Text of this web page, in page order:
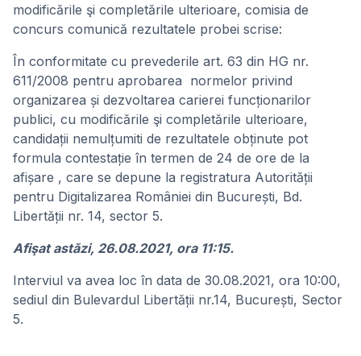
modificările şi completările ulterioare, comisia de
concurs comunică rezultatele probei scrise:
În conformitate cu prevederile art. 63 din HG nr.
611/2008 pentru aprobarea normelor privind
organizarea și dezvoltarea carierei funcționarilor
publici, cu modificările şi completările ulterioare,
candidații nemulțumiti de rezultatele obținute pot
formula contestație în termen de 24 de ore de la
afișare , care se depune la registratura Autorității
pentru Digitalizarea României din București, Bd.
Libertății nr. 14, sector 5.
Afişat astăzi, 26.08.2021, ora 11:15.
Interviul va avea loc în data de 30.08.2021, ora 10:00,
sediul din Bulevardul Libertății nr.14, București, Sector
5.